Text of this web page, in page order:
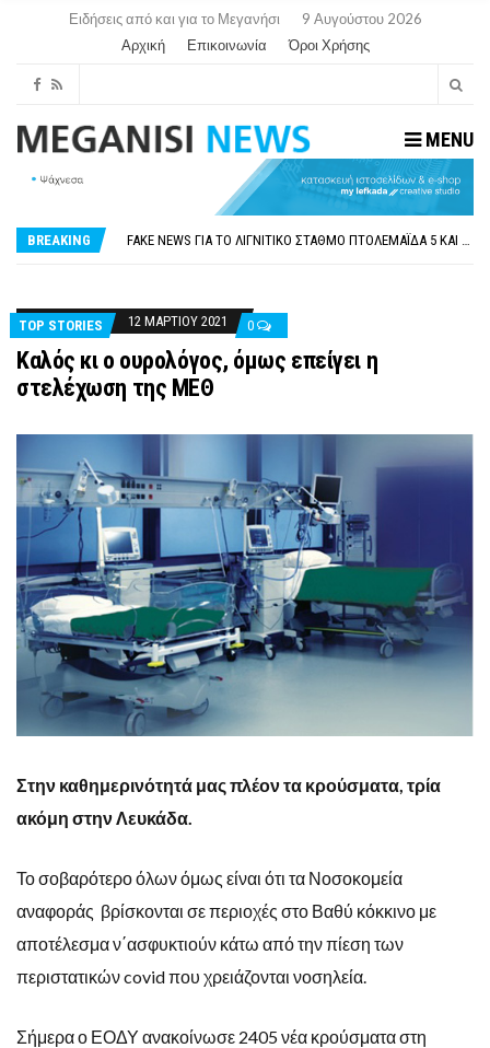
Ειδήσεις από και για το Μεγανήσι
9 Αυγούστου 2026
Αρχική
Επικοινωνία Όροι Χρήσης
MENU
BREAKING
ΠΑΡΑΙΤΉΘΗΚΕ Η ΑΝΤΙΔΉΜΑΡΧΟΣ ΠΟΛΙΤΙΣΜΟΎ ΜΕΓΑΝΗΣΊΟΥ Κ . ΕΥΑΓΓΕΛΊΑ ΜΕΛΆ. Η ΕΠΙΣΤΟΛΉ ΤΗΣ ΠΑΡΑΊΤΗΣΗΣ
«ΧΏΡΟΣ COVID FREE» = «ΧΏΡΟΣ ΧΩΡΊΣ COVID»! ΑΥΤΌ ΠΟΥ ΚΑΝΕΊΣ ΔΕΝ ΈΧΕΙ ΤΟΛΜΉΣΕΙ ΝΑ ΡΩΤΉΣΕΙ
TOP STORIES
12 ΜΑΡΤΊΟΥ 2021 0
Καλός κι ο ουρολόγος, όμως επείγει η
στελέχωση της ΜΕΘ
Στην καθημερινότητά μας πλέον τα κρούσματα, τρία
ακόμη στην Λευκάδα.
Το σοβαρότερο όλων όμως είναι ότι τα Νοσοκομεία
αναφοράς βρίσκονται σε περιοχές στο Βαθύ κόκκινο με
αποτέλεσμα ν΄ασφυκτιούν κάτω από την πίεση των
περιστατικών covid που χρειάζονται νοσηλεία.
Σήμερα ο ΕΟΔΥ ανακοίνωσε 2405 νέα κρούσματα στη